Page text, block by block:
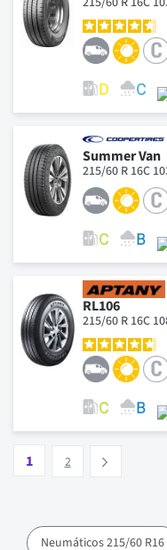
Summer Van
215/60 R 16C
RL106
215/60 R 16C
Vous lisez actuellement
1 2
Neumáticos 215/60 R16